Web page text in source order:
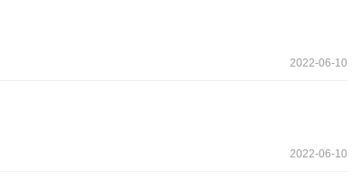
2022-06-10
2022-06-10